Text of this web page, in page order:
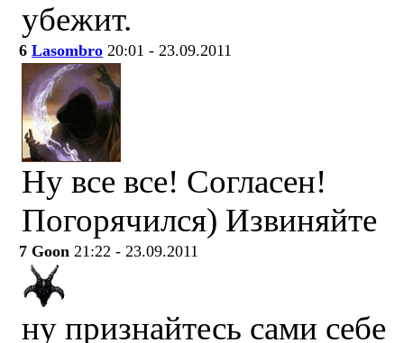
убежит.
6 Lasombro 20:01 - 23.09.2011
Ну все все! Согласен!
Погорячился) Извиняйте
7 Goon 21:22 - 23.09.2011
ну признайтесь сами себе